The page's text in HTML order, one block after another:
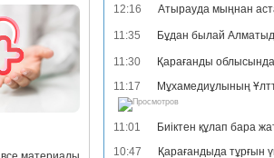
12:16 Атырауда мыңнан
11:35 Бұдан былай
11:30 Қарағанды
11:17 Мұхамедиұлының
11:01 Биіктен құлап бара
10:47 Қарағандыда тұрғын